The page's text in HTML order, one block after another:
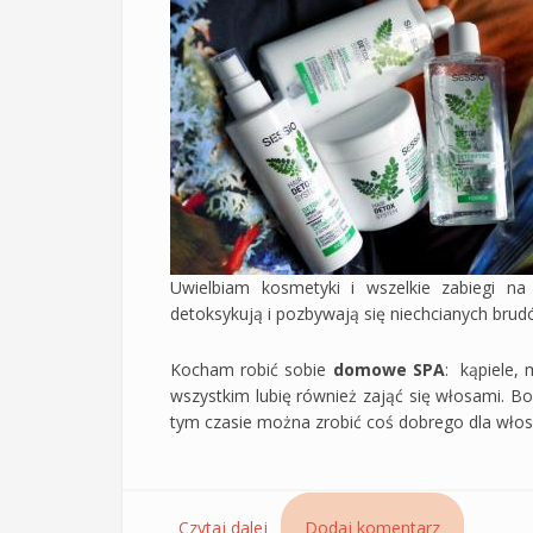
Uwielbiam kosmetyki i wszelkie zabiegi
detoksykują i pozbywają się niechcianych
Kocham robić sobie domowe SPA: kąpiele,
wszystkim lubię również zająć się włosami.
tym czasie można zrobić coś dobrego dla
Czytaj dalej wpis Zabieg Hair Detox System
Dodaj komentarz